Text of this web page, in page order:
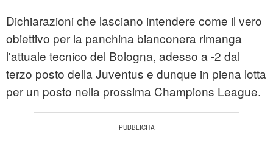
Dichiarazioni che lasciano intendere come il vero
obiettivo per la panchina bianconera rimanga
l'attuale tecnico del Bologna, adesso a -2 dal
terzo posto della Juventus e dunque in piena lotta
per un posto nella prossima Champions League.